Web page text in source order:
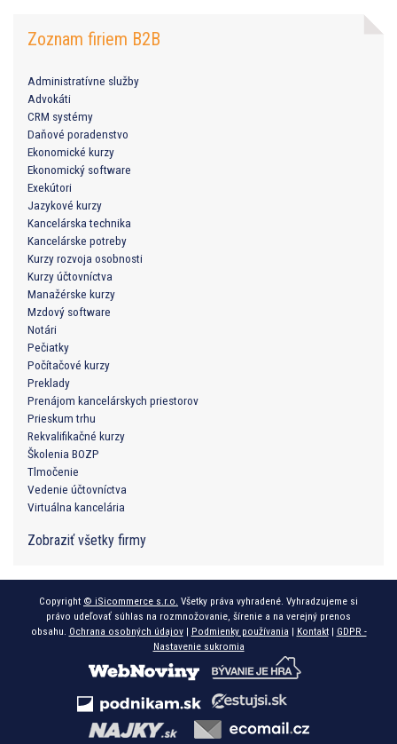
Zoznam firiem B2B
Administratívne služby
Advokáti
CRM systémy
Daňové poradenstvo
Ekonomické kurzy
Ekonomický software
Exekútori
Jazykové kurzy
Kancelárska technika
Kancelárske potreby
Kurzy rozvoja osobnosti
Kurzy účtovníctva
Manažérske kurzy
Mzdový software
Notári
Pečiatky
Počítačové kurzy
Preklady
Prenájom kancelárskych priestorov
Prieskum trhu
Rekvalifikačné kurzy
Školenia BOZP
Tlmočenie
Vedenie účtovníctva
Virtuálna kancelária
Zobraziť všetky firmy
Copyright © iSicommerce s.r.o. Všetky práva vyhradené. Vyhradzujeme si
právo udeľovať súhlas na rozmnožovanie, šírenie a na verejný prenos
obsahu. Ochrana osobných údajov| Podmienky používania | Kontakt| GDPR -
Nastavenie sukromia